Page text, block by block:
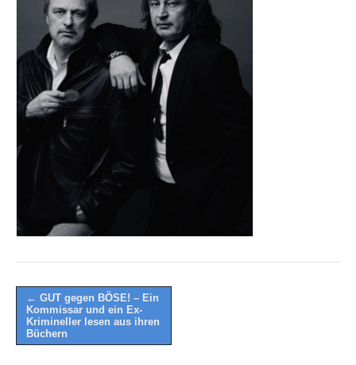
Post
navigation
← GUT gegen BÖSE! – Ein
Kommissar und ein Ex-
Krimineller lesen aus ihren
Büchern